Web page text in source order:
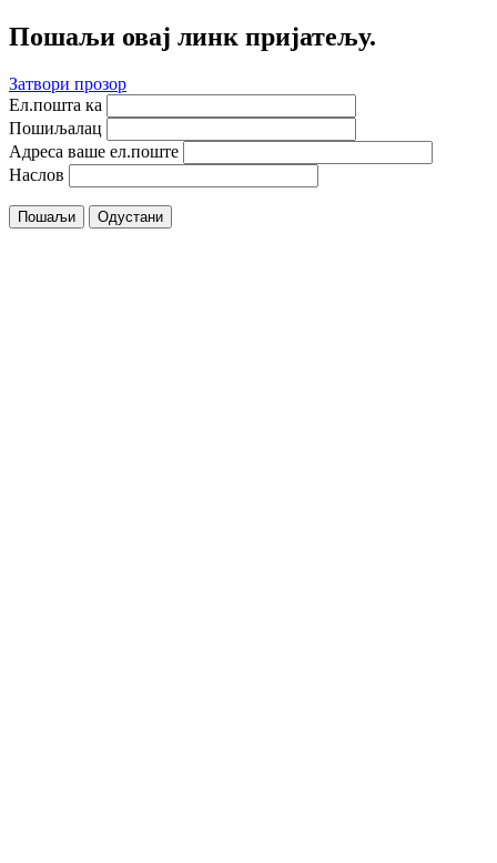
Пошаљи овај линк пријатељу.
Затвори прозор
Ел.пошта ка
Пошиљалац
Адреса ваше ел.поште
Наслов
Пошаљи Одустани